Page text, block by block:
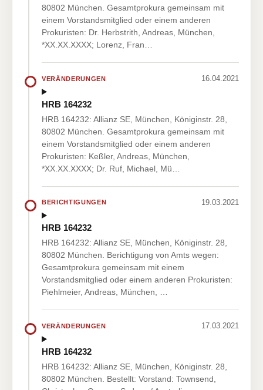
80802 München. Gesamtprokura gemeinsam mit
einem Vorstandsmitglied oder einem anderen
Prokuristen: Dr. Herbstrith, Andreas, München,
*XX.XX.XXXX; Lorenz, Fran…
VERÄNDERUNGEN 16.04.2021
HRB 164232
HRB 164232: Allianz SE, München, Königinstr. 28,
80802 München. Gesamtprokura gemeinsam mit
einem Vorstandsmitglied oder einem anderen
Prokuristen: Keßler, Andreas, München,
*XX.XX.XXXX; Dr. Ruf, Michael, Mü…
BERICHTIGUNGEN 19.03.2021
HRB 164232
HRB 164232: Allianz SE, München, Königinstr. 28,
80802 München. Berichtigung von Amts wegen:
Gesamtprokura gemeinsam mit einem
Vorstandsmitglied oder einem anderen Prokuristen:
Piehlmeier, Andreas, München, …
VERÄNDERUNGEN 17.03.2021
HRB 164232
HRB 164232: Allianz SE, München, Königinstr. 28,
80802 München. Bestellt: Vorstand: Townsend,